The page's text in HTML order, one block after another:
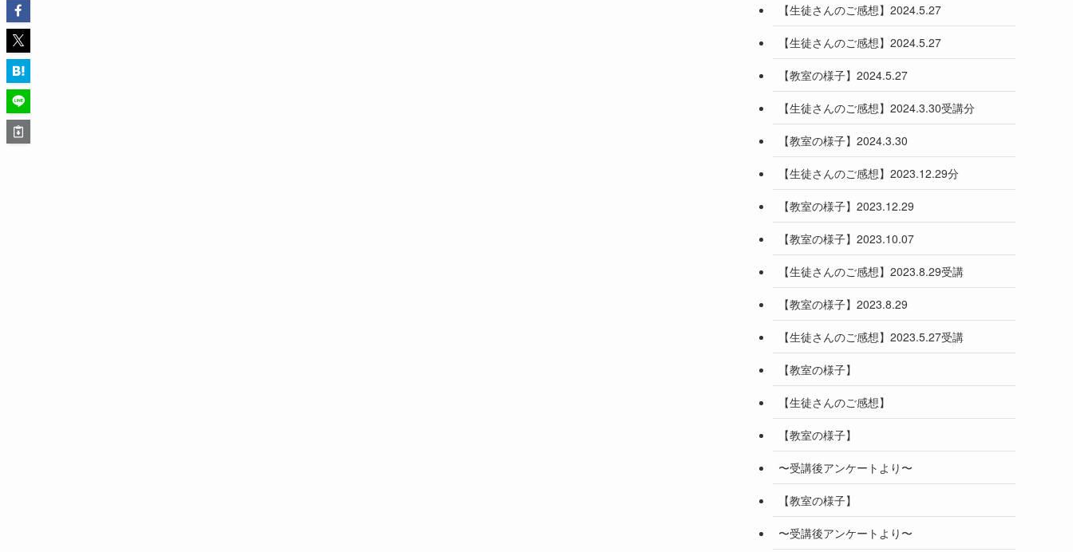
【生徒さんのご感想】2024.5.27
【生徒さんのご感想】2024.5.27
【教室の様子】2024.5.27
【生徒さんのご感想】2024.3.30受講分
【教室の様子】2024.3.30
【生徒さんのご感想】2023.12.29分
【教室の様子】2023.12.29
【教室の様子】2023.10.07
【生徒さんのご感想】2023.8.29受講
【教室の様子】2023.8.29
【生徒さんのご感想】2023.5.27受講
【教室の様子】
【生徒さんのご感想】
【教室の様子】
〜受講後アンケートより〜
【教室の様子】
〜受講後アンケートより〜